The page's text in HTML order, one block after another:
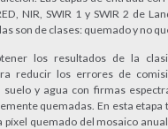
NIR, SWIR 1 y SWIR 2 de
son de clases: quemado y no
los resultados de la
reducir los errores de
suelo y agua con firmas
quemadas. En esta etapa
píxel quemado del mosaico